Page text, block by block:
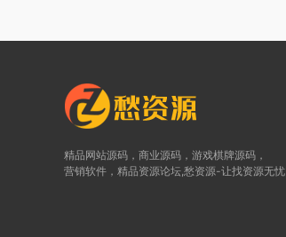
精品网站源码，商业源码，游戏棋牌源码，
营销软件，精品资源论坛,愁资源-让找资源无忧